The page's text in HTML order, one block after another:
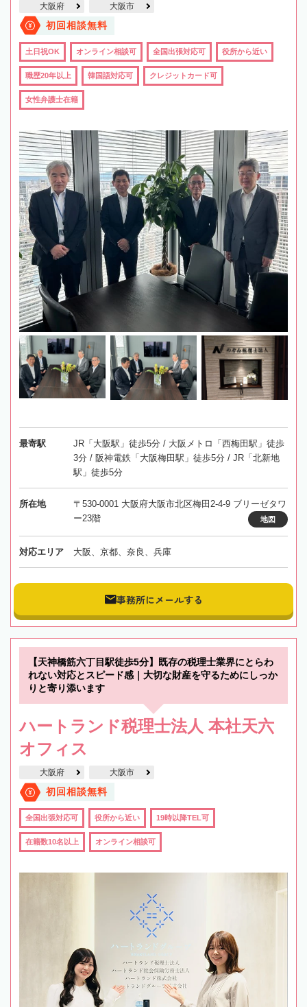
大阪府 大阪市
初回相談無料
土日祝OK オンライン相談可 全国出張対応可 役所から近い
職歴20年以上 韓国語対応可 クレジットカード可
女性弁護士在籍
最寄駅
JR「大阪駅」徒歩5分 / 大阪メトロ「西梅田駅」徒歩
3分 / 阪神電鉄「大阪梅田駅」徒歩5分 / JR「北新地
駅」徒歩5分
所在地
〒530-0001 大阪府大阪市北区梅田2-4-9 ブリーゼタワ
ー23階
地図
対応エリア 大阪、京都、奈良、兵庫
事務所にメールする
【天神橋筋六丁目駅徒歩5分】既存の税理士業界にとらわ
れない対応とスピード感｜大切な財産を守るためにしっか
りと寄り添います
ハートランド税理士法人 本社天六
オフィス
大阪府 大阪市
初回相談無料
全国出張対応可 役所から近い 19時以降TEL可
在籍数10名以上 オンライン相談可